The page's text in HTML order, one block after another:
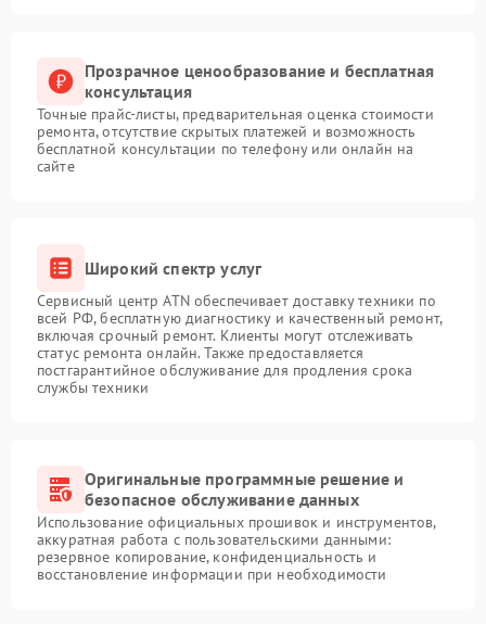
Прозрачное ценообразование и бесплатная
консультация
Точные прайс-листы, предварительная оценка стоимости
ремонта, отсутствие скрытых платежей и возможность
бесплатной консультации по телефону или онлайн на
сайте
Широкий спектр услуг
Сервисный центр ATN обеспечивает доставку техники по
всей РФ, бесплатную диагностику и качественный ремонт,
включая срочный ремонт. Клиенты могут отслеживать
статус ремонта онлайн. Также предоставляется
постгарантийное обслуживание для продления срока
службы техники
Оригинальные программные решение и
безопасное обслуживание данных
Использование официальных прошивок и инструментов,
аккуратная работа с пользовательскими данными:
резервное копирование, конфиденциальность и
восстановление информации при необходимости